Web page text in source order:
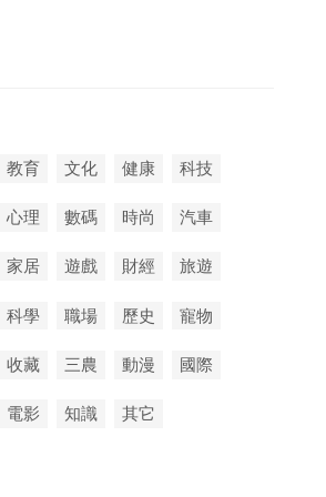
教育 文化 健康 科技
心理 數碼 時尚 汽車
家居 遊戲 財經 旅遊
科學 職場 歷史 寵物
收藏 三農 動漫 國際
電影 知識 其它